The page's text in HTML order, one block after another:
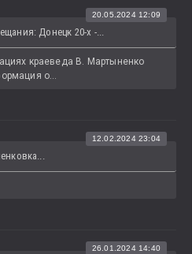
Донецк 20-х -...
20.05.2024 12:09
краеведа В. Мартыненко
о...
12.02.2024 23:04
26.01.2024 14:40